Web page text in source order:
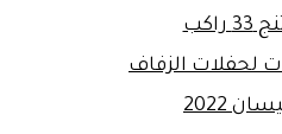
راكب
لحفلات الزفاف
2022